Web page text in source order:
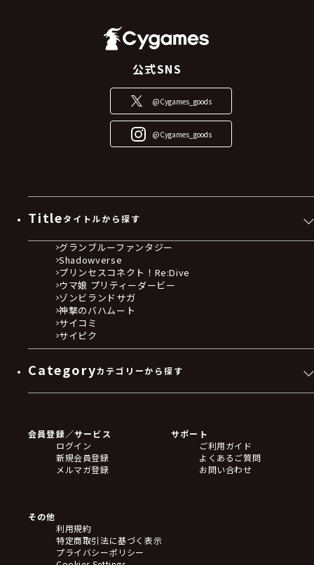
公式SNS
@Cygames_goods
@Cygames_goods
Titleタイトルから探す
グランブルーファンタジー
Shadowverse
プリンセスコネクト！Re:Dive
ウマ娘 プリティーダービー
ゾンビランドサガ
神撃のバハムート
サイコミ
サイピク
Categoryカテゴリーから探す
フィギュア
アクリルスタンド
バッジ
キーホルダー・ストラップ
ステッカー・シール・カード
タペストリー・ポスター
アームサポーター
会員登録／サービス
ログイン
新規会員登録
メルマガ登録
サポート
ご利用ガイド
よくあるご質問
お問い合わせ
その他
利用規約
特定商取引法に基づく表示
プライバシーポリシー